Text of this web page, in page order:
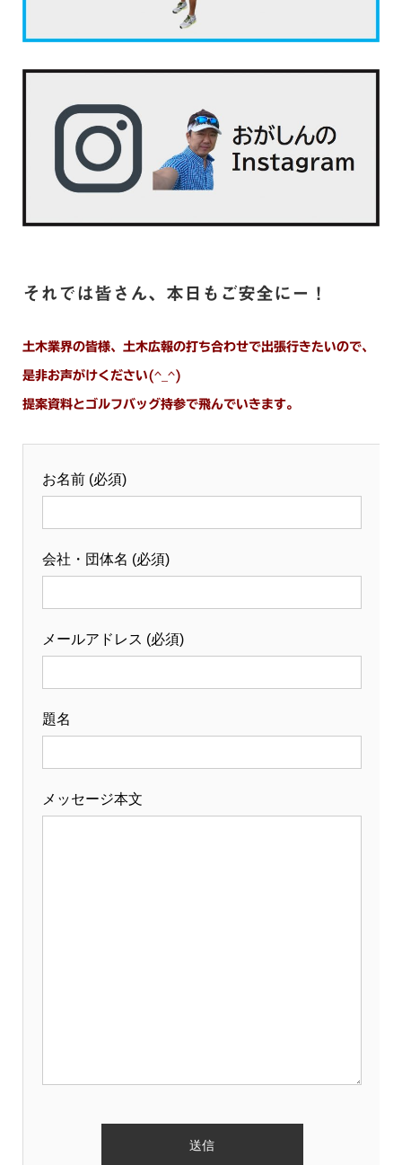
それでは皆さん、本日もご安全にー！
土木業界の皆様、土木広報の打ち合わせで出張行きたいので、
是非お声がけください(^_^)
提案資料とゴルフバッグ持参で飛んでいきます。
お名前 (必須)
会社・団体名 (必須)
メールアドレス (必須)
題名
メッセージ本文